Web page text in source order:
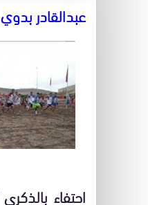
عبدالقادر بدوي